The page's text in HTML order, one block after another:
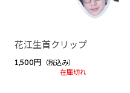
結成7周年記念グッズ
PICOPARK2コラボグッズ
花江生首クリップ
1,500円 （税込み）
在庫切れ